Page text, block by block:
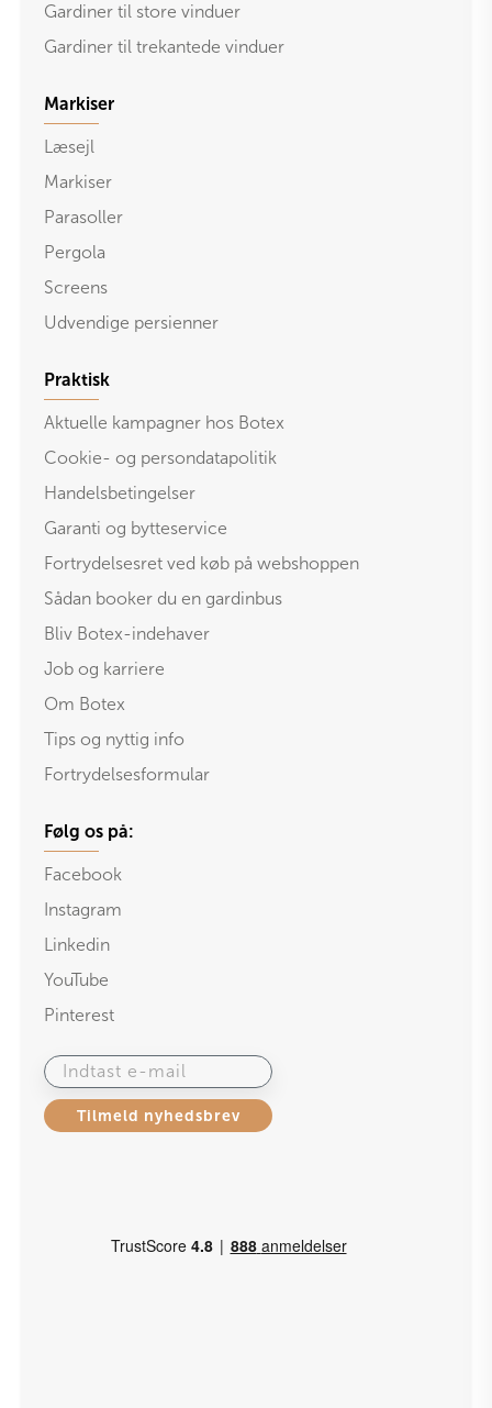
Gardiner til store vinduer
Gardiner til trekantede vinduer
Markiser
Læsejl
Markiser
Parasoller
Pergola
Screens
Udvendige persienner
Praktisk
Aktuelle kampagner hos Botex
Cookie- og persondatapolitik
Handelsbetingelser
Garanti og bytteservice
Fortrydelsesret ved køb på webshoppen
Sådan booker du en gardinbus
Bliv Botex-indehaver
Job og karriere
Om Botex
Tips og nyttig info
Fortrydelsesformular
Følg os på:
Facebook
Instagram
Linkedin
YouTube
Pinterest
Indtast e-mail
Tilmeld nyhedsbrev